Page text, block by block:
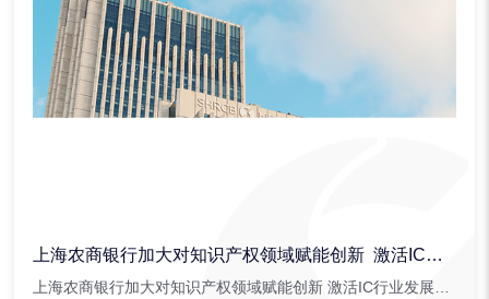
上海农商银行加大对知识产权领域赋能创新 激活IC行业发展潜能